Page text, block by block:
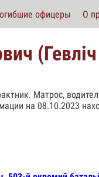
офицеры О
Матрос,
на 08.10.2023